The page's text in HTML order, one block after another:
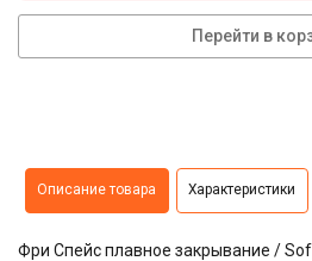
Перейти в
Описание товара Характеристики
Фри Спейс плавное закрывание /